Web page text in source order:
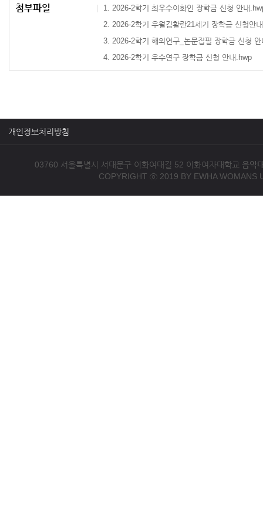
첨부파일
1. 2026-2학기 최우수이화인 장학금 신청 안내
2. 2026-2학기 우월김활란21세기 장학금 신청안
3. 2026-2학기 해외연구_논문집필 장학금 신청
4. 2026-2학기 우수연구 장학금 신청 안내.hwp
개인정보처리방침
03760 서울특별시 서대문구 이화여대길 52 이화여자대학교음악
COPYRIGHT ⓒ 2019 BY EWHA WOMANS